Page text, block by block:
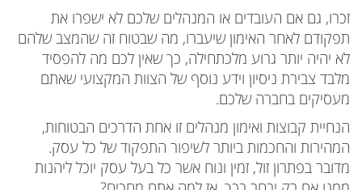
זכרו, גם אם העובדים או המנהלים שלכם לא ישפרו את
תפקודם לאחר האימון שיעברו, מה שבטוח זה שהמצב שלהם
לא יהיה יותר גרוע מלכתחילה, כך שאין לכם מה להפסיד
מלבד צבירת ניסיון וידע נוסף של הצוות המקצועי שאתם
מעסיקים בחברה שלכם.
הנחיית קבוצות ואימון מנהלים זו אחת הדרכים הבטוחות,
המהירות והחכמות ביותר לשיפור התפקוד של כל עסק.
מדובר בפתרון זול, זמין ונוח אשר כל בעל עסק יוכל ליהנות